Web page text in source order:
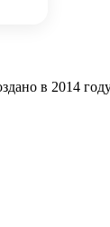
в 2014